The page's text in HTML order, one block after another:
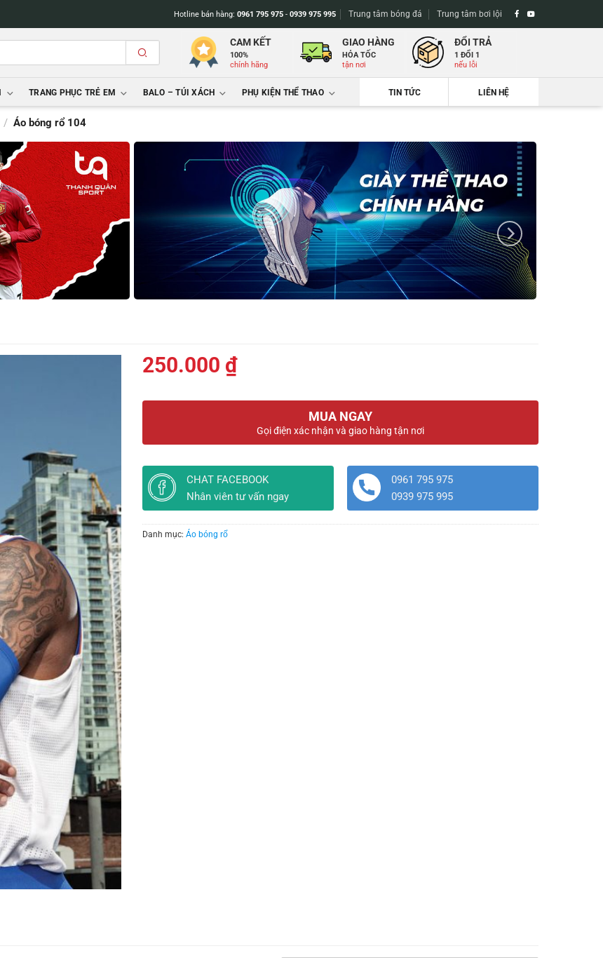
Hotline bán hàng: 0961 795 975- 0939 975 995 Trung tâm bóng đá Trung tâm bơi lội
CAM KẾT
100%
chính hãng
GIAO HÀNG
HỎA TỐC
tận nơi
ĐỔI TRẢ
1 ĐỔI 1
nếu lỗi
TRANG PHỤC TRẺ EM BALO – TÚI XÁCH PHỤ KIỆN THỂ THAO TIN TỨC LIÊN HỆ
/ Áo bóng rổ 104
250.000 ₫
MUA NGAY
Gọi điện xác nhận và giao hàng tận nơi
CHAT FACEBOOK
Nhân viên tư vấn ngay
0961 795 975
0939 975 995
Danh mục: Áo bóng rổ